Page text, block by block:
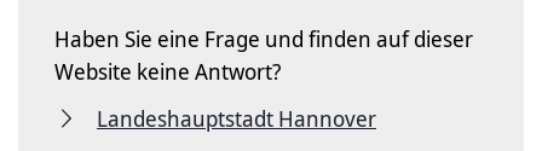
Haben Sie eine Frage und finden auf dieser
Website keine Antwort?
Landeshauptstadt Hannover